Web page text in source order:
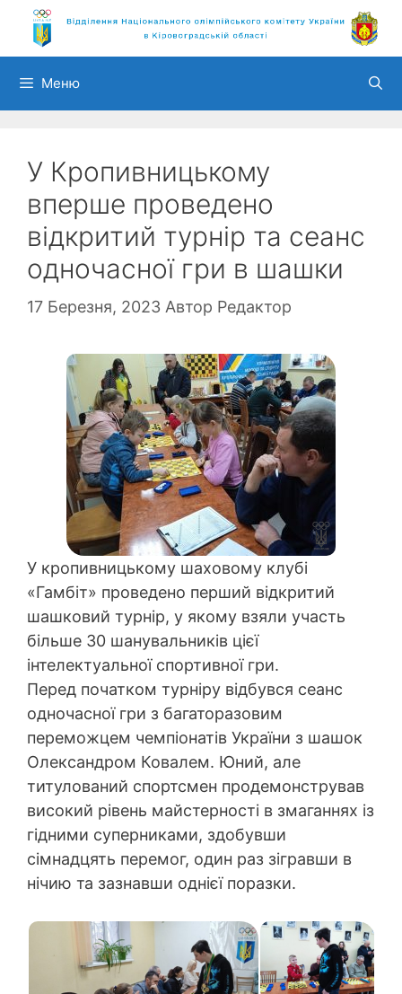
Перейти
вмісту
Меню
У Кропивницькому
вперше проведено
відкритий турнір та сеанс
одночасної гри в шашки
17 Березня, 2023 Автор Редактор
У кропивницькому шаховому клубі
«Гамбіт» проведено перший відкритий
шашковий турнір, у якому взяли участь
більше 30 шанувальників цієї
інтелектуальної спортивної гри.
Перед початком турніру відбувся сеанс
одночасної гри з багаторазовим
переможцем чемпіонатів України з шашок
Олександром Ковалем. Юний, але
титулований спортсмен продемонстрував
високий рівень майстерності в змаганнях із
гідними суперниками, здобувши
сімнадцять перемог, один раз зігравши в
нічию та зазнавши однієї поразки.